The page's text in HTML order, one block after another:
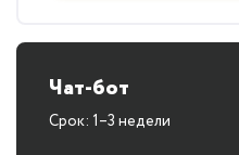
Чат-бот
Срок: 1–3 недели